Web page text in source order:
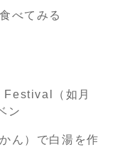
べてみる
（如月
ン
ん）で白湯を作